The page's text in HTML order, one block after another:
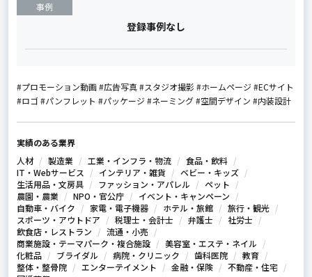
事例
登録事例なし
#プロモーション動画 #広告写真 #スタジオ撮影 #ホームページ #ECサイト
#ロゴ #パンフレット #パッケージ #ネーミング #空間デザイン #内装設計
実績のある業界
人材
製造業 工業・インフラ・物流
食品・飲料
IT・Webサービス
インテリア・雑貨
ベビー・キッズ
生活用品・文房具
ファッション・アパレル
ペット
農園・農業
NPO・官公庁
イベント・キャンペーン
自動車・バイク
家電・電子機器 ホテル・旅館
旅行・観光
スポーツ・アウトドア
税理士・会計士 弁護士
社労士
飲食店・レストラン
流通・小売
商業施設・テーマパーク・複合施設
美容室・エステ・ネイル
化粧品
ブライダル 病院・クリニック 歯科医院
教育
整体・整骨院
エンターテイメント 金融・保険
不動産・住宅